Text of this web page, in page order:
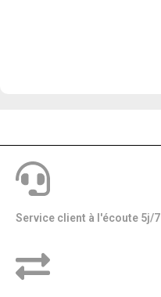
Service client à l'écoute 5j/7